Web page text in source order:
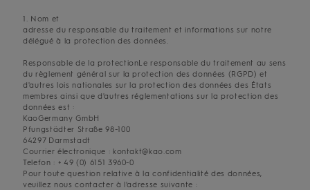
1. Nom et
adresse du responsable du traitement et informations sur notre
délégué à la protection des données.
Responsable de la protectionLe responsable du traitement au sens
du règlement général sur la protection des données (RGPD) et
d'autres lois nationales sur la protection des données des États
membres ainsi que d'autres réglementations sur la protection des
données est :
KaoGermany GmbH
Pfungstädter Straße 98-100
64297 Darmstadt
Courrier électronique : kontakt@kao.com
Telefon : + 49 (0) 6151 3960-0
Pour toute question relative à la confidentialité des données,
veuillez nous contacter à l'adresse suivante :